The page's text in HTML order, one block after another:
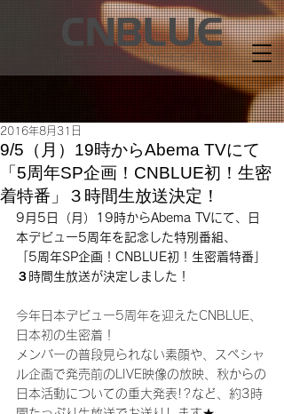
9/5（月）19時からAbema TVにて
「5周年SP企画！CNBLUE初！生密
着特番」３時間生放送決定！
2016年8月31日
9月5日（月）19時からAbema TVにて、日
本デビュー5周年を記念した特別番組、
「5周年SP企画！CNBLUE初！生密着特番」
３時間生放送が決定しました！
今年日本デビュー5周年を迎えたCNBLUE、
日本初の生密着！
メンバーの普段見られない素顔や、スペシャ
ル企画で発売前のLIVE映像の放映、秋からの
日本活動についての重大発表!?など、約3時